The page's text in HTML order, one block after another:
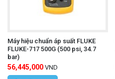
Máy hiệu chuẩn áp suất FLUKE
FLUKE-717 500G (500 psi, 34.7
bar)
56,445,000 VND